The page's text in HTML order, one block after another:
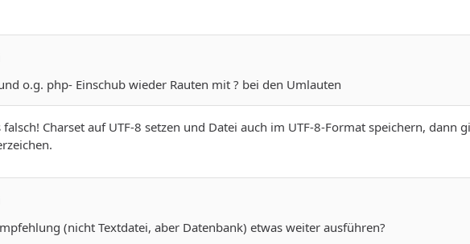
o.g. php- Einschub wieder Rauten mit ? bei den Umlauten
Charset auf UTF-8 setzen und Datei auch im UTF-8-Format speichern, dann
(nicht Textdatei, aber Datenbank) etwas weiter ausführen?